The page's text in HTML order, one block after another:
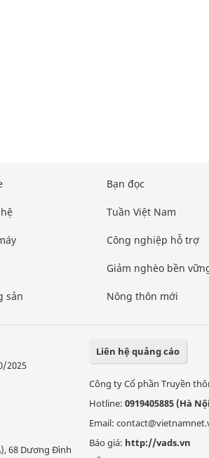
sản
Bạn đọc
Tuần Việt Nam
Công nghiệp hỗ trợ
Giảm nghèo bền
Nông thôn mới
2025
68 Dương Đình
Liên hệ quảng cáo
Công ty Cổ phần Truyền
Hotline: 0919405885 (Hà
Email:
Báo giá: http://vads.vn